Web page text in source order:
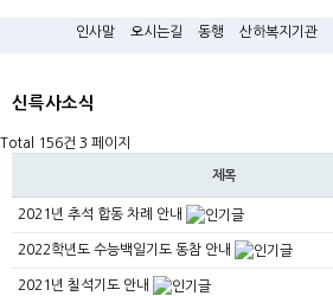
인사말 오시는길 동행 산하복지기관
신륵사소식
Total 156건 3 페이지
제목
2021년 추석 합동 차례 안내
2022학년도 수능백일기도 동참 안내
2021년 칠석기도 안내